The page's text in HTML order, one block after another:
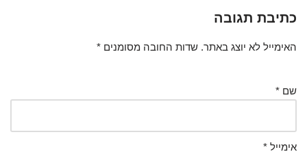
כתיבת תגובה
האימייל לא יוצג באתר. שדות החובה מסומנים *
שם *
אימייל *